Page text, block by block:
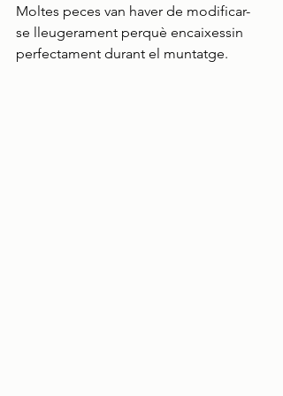
Moltes peces van haver de modificar-
se lleugerament perquè encaixessin
perfectament durant el muntatge.